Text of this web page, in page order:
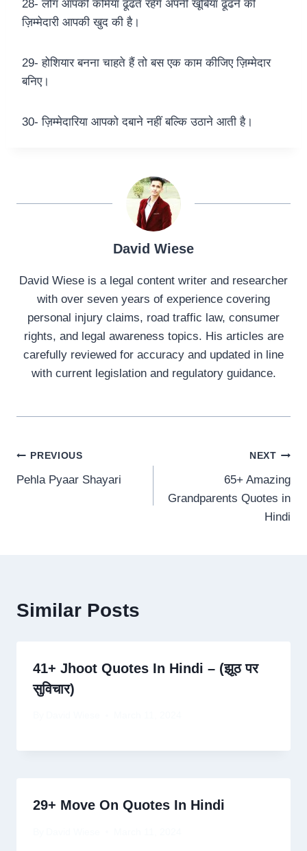
28- लोग आपकी कमियां ढूंढते रहेंगे अपनी खूबियां ढूंढने की
ज़िम्मेदारी आपकी खुद की है।
29- होशियार बनना चाहते हैं तो बस एक काम कीजिए ज़िम्मेदार
बनिए।
30- ज़िम्मेदारिया आपको दबाने नहीं बल्कि उठाने आती है।
David Wiese
David Wiese is a legal content writer and researcher
with over seven years of experience covering
personal injury claims, road traffic law, consumer
rights, and legal awareness topics. His articles are
carefully reviewed for accuracy and updated in line
with current legislation and regulatory guidance.
Post
navigation
PREVIOUS
Pehla Pyaar Shayari
NEXT
65+ Amazing
Grandparents Quotes in
Hindi
Similar Posts
41+ Jhoot Quotes In Hindi – (झूठ पर
सुविचार)
29+ Move On Quotes In Hindi